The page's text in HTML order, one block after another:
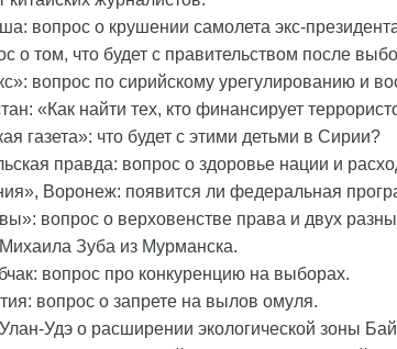
вопрос о крушении самолета экс-
том, что будет с правительством после
вопрос по сирийскому урегулированию и
«Как найти тех, кто финансирует
газета»: что будет с этими детьми в Сирии?
правда: вопрос о здоровье нации и
Воронеж: появится ли федеральная
вопрос о верховенстве права и двух
Зуба из Мурманска.
вопрос про конкуренцию на выборах.
вопрос о запрете на вылов омуля.
Удэ о расширении экологической зоны